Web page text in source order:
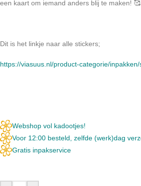
een kaart om iemand anders blij te maken! 🥰
Dit is het linkje naar alle stickers;
https://viasuus.nl/product-categorie/
Webshop vol kadootjes!
Voor 12:00 besteld, zelfde (werk)dag
Gratis inpakservice